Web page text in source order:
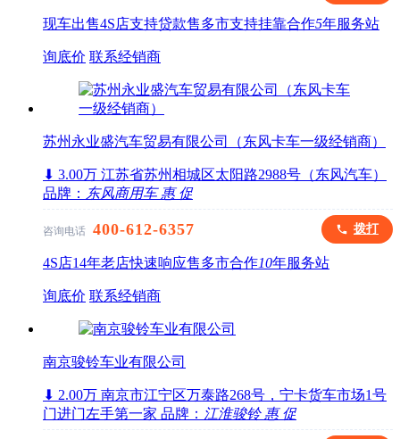
现车出售4S店支持贷款售多市支持挂靠合作5年服务站
询底价 联系经销商
苏州永业盛汽车贸易有限公司（东风卡车一级经销商）
⬇ 3.00万 江苏省苏州相城区太阳路2988号（东风汽车）
品牌： 东风商用车 惠 促
咨询电话 400-612-6357 拨打
4S店14年老店快速响应售多市合作10年服务站
询底价 联系经销商
南京骏铃车业有限公司
⬇ 2.00万 南京市江宁区万泰路268号，宁卡货车市场1号
门进门左手第一家 品牌： 江淮骏铃 惠 促